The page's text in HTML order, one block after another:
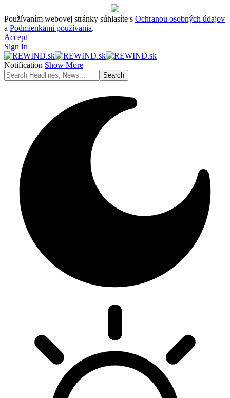
Používaním webovej stránky súhlasíte s Ochranou osobných údajov
a Podmienkami používania.
Accept
Sign In
Notification Show More